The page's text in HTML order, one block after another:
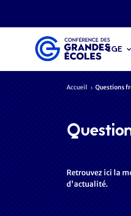
CGE
Accueil 5 Questions
Retrouvez ici la
d'actualité.